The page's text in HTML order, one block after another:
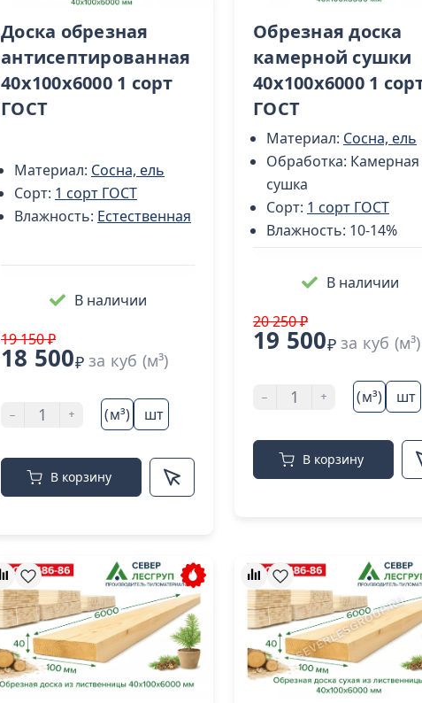
Доска обрезная
антисептированная
40х100х6000 1 сорт
ГОСТ
Материал: Сосна, ель
Сорт: 1 сорт ГОСТ
Влажность: Естественная
В наличии
19 150 ₽
18 500₽ за куб (м³)
- + (м³) шт
В корзину
Обрезная доска
камерной сушки
40х100х6000 1
ГОСТ
Материал: Сосна, ель
Обработка: Камерная
сушка
Сорт: 1 сорт ГОСТ
Влажность: 10-14%
В наличии
20 250 ₽
19 500₽ за куб (м³)
- + (м³) шт
В корзину